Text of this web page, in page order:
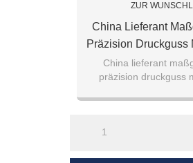
ZUR
China Lieferant
Präzision Druckguss
Landwirtschaft
Gießen Für
China lieferant
präzision druckguss
1